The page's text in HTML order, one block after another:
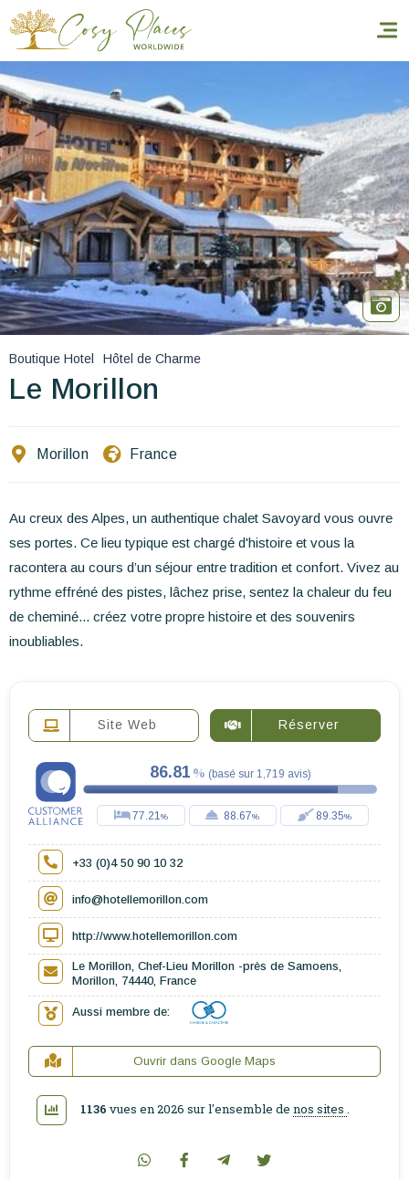
Accueil
Réserver un séjour
Nos adresses dans le monde
World’s Best Hotels
Vous faire voyager
Les séjours à thème
Boutique Hotel Hôtel de Charme
Le Morillon
Morillon France
Au creux des Alpes, un authentique chalet Savoyard vous ouvre
ses portes. Ce lieu typique est chargé d'histoire et vous la
racontera au cours d’un séjour entre tradition et confort. Vivez au
rythme effréné des pistes, lâchez prise, sentez la chaleur du feu
de cheminé... créez votre propre histoire et des souvenirs
inoubliables.
Site Web Réserver
86.81 (basé sur 1,719 avis)
77.21 88.67 89.35
+33 (0)4 50 90 10 32
info@hotellemorillon.com
http://www.hotellemorillon.com
Le Morillon, Chef-Lieu Morillon -près de Samoens,
Morillon, 74440, France
Aussi membre de:
Ouvrir dans Google Maps
1136 vues en 2026 sur l'ensemble de nos sites